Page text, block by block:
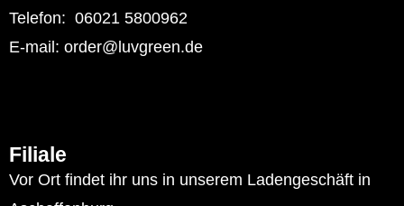
Telefon: 06021 5800962
E-mail: order@luvgreen.de
Filiale
Vor Ort findet ihr uns in unserem Ladengeschäft in